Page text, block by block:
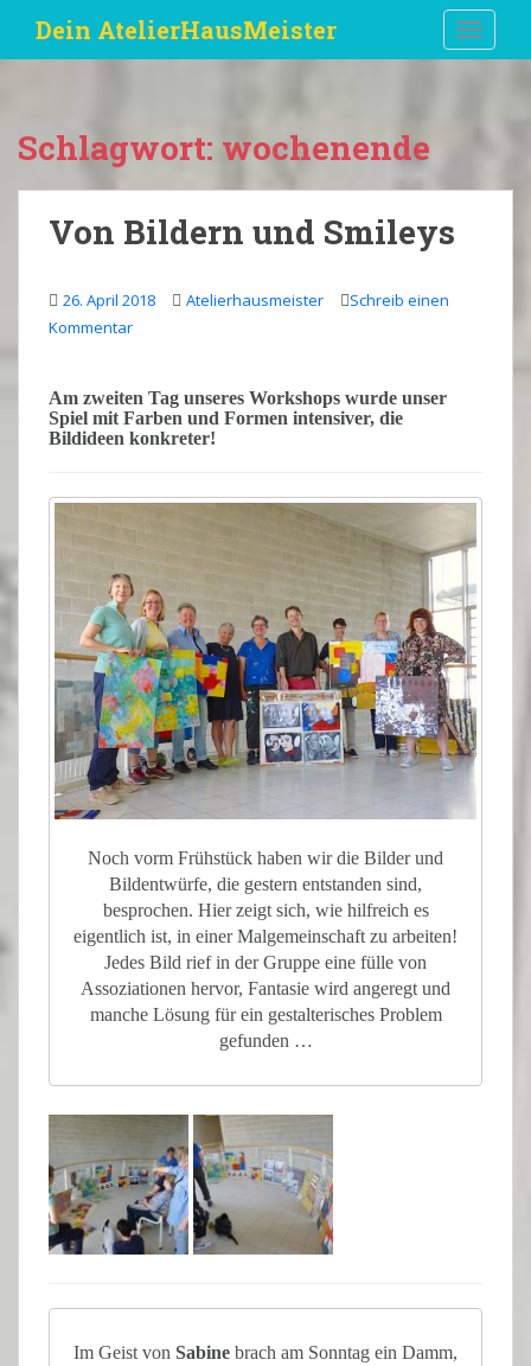
i
Dein AtelierHausMeister
Schlagwort: wochenende
Von Bildern und Smileys
26. April 2018 Atelierhausmeister
Schreib einen
Kommentar
Am zweiten Tag unseres Workshops wurde unser
Spiel mit Farben und Formen intensiver, die
Bildideen konkreter!
Noch vorm Frühstück haben wir die Bilder und
Bildentwürfe, die gestern entstanden sind,
besprochen. Hier zeigt sich, wie hilfreich es
eigentlich ist, in einer Malgemeinschaft zu arbeiten!
Jedes Bild rief in der Gruppe eine fülle von
Assoziationen hervor, Fantasie wird angeregt und
manche Lösung für ein gestalterisches Problem
gefunden …
Im Geist von Sabine brach am Sonntag ein Damm,